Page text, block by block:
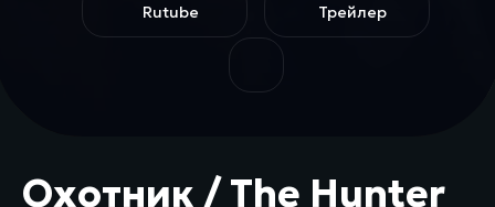
Rutube Трейлер
Охотник / The Hunter